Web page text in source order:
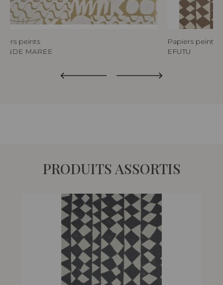
peints
MAREE
Papiers peints
EFUTU
PRODUITS ASSORTIS